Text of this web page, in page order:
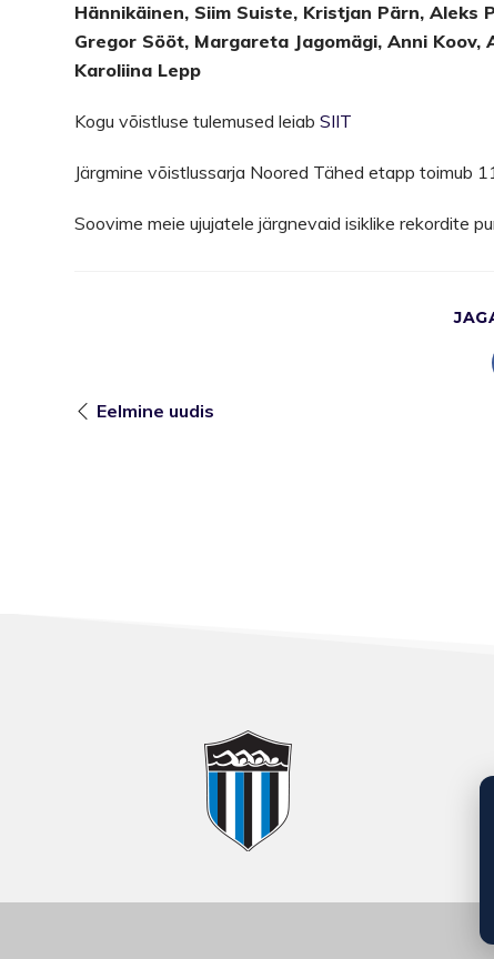
Hännikäinen, Siim Suiste, Kristjan Pärn, Aleks
Gregor Sööt, Margareta Jagomägi, Anni Koov,
Karoliina Lepp
Kogu võistluse tulemused leiabSIIT
Järgmine võistlussarja Noored Tähed etapp toimub
Soovime meie ujujatele järgnevaid isiklike rekordite
Eelmine uudis